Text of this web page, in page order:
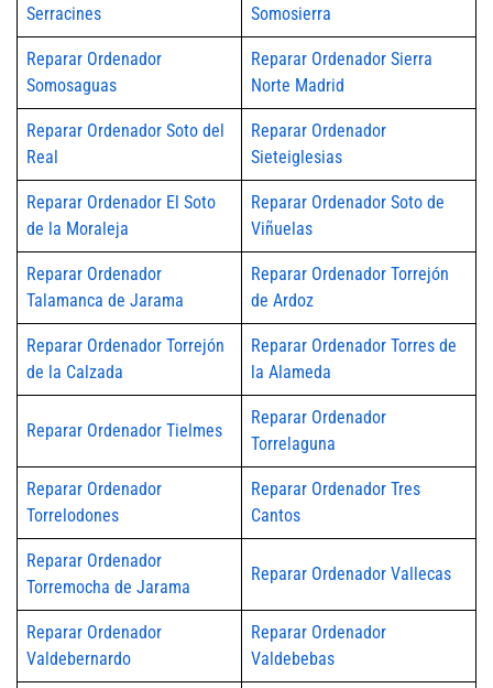
Serracines
Somosierra
Reparar Ordenador
Somosaguas
Reparar Ordenador Sierra
Norte Madrid
Reparar Ordenador Soto del
Real
Reparar Ordenador
Sieteiglesias
Reparar Ordenador El Soto
de la Moraleja
Reparar Ordenador Soto de
Viñuelas
Reparar Ordenador
Talamanca de Jarama
Reparar Ordenador Torrejón
de Ardoz
Reparar Ordenador Torrejón
de la Calzada
Reparar Ordenador Torres de
la Alameda
Reparar Ordenador Tielmes
Reparar Ordenador
Torrelaguna
Reparar Ordenador
Torrelodones
Reparar Ordenador Tres
Cantos
Reparar Ordenador
Torremocha de Jarama
Reparar Ordenador Vallecas
Reparar Ordenador
Valdebernardo
Reparar Ordenador
Valdebebas